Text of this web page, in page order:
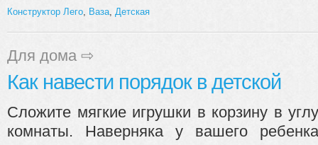
Конструктор Лего, Ваза, Детская
Для дома ⇨
Как навести порядок в детской
Сложите мягкие игрушки в корзину в углу
комнаты. Наверняка у вашего ребенка